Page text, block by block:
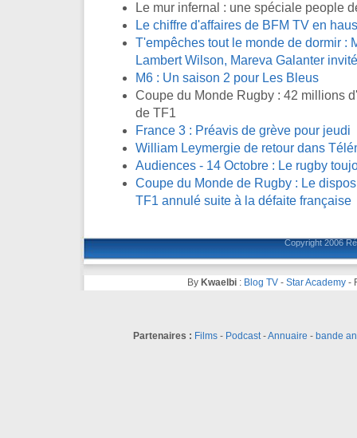
Le mur infernal : une spéciale people
Le chiffre d'affaires de BFM TV en
T'empêches tout le monde de dormir :
Lambert Wilson, Mareva Galanter
M6 : Un saison 2 pour Les Bleus
Coupe du Monde Rugby : 42 millions
de TF1
France 3 : Préavis de grève pour jeudi
William Leymergie de retour dans
Audiences - 14 Octobre : Le rugby
Coupe du Monde de Rugby : Le
TF1 annulé suite à la défaite française
Copyright 2006
By Kwaelbi: Blog TV- Star Academy-
Partenaires : Films- Podcast-Annuaire - bande